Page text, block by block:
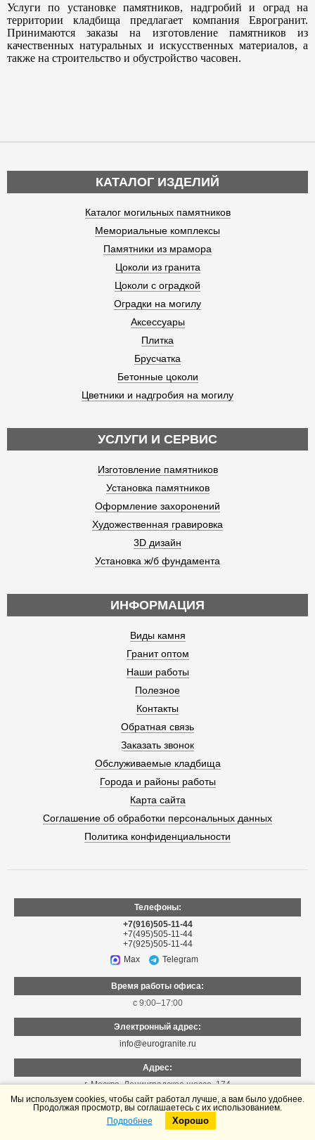
Услуги по установке памятников, надгробий и оград на
территории кладбища предлагает компания Еврогранит.
Принимаются заказы на изготовление памятников из
качественных натуральных и искусственных материалов, а
также на строительство и обустройство часовен.
Telegram
КАТАЛОГ ИЗДЕЛИЙ
Каталог могильных памятников
Мемориальные комплексы
Памятники из мрамора
Цоколи из гранита
Цоколи с оградкой
Оградки на могилу
Аксессуары
Плитка
Брусчатка
Бетонные цоколи
Цветники и надгробия на могилу
УСЛУГИ И СЕРВИС
Изготовление памятников
Установка памятников
Оформление захоронений
Художественная гравировка
3D дизайн
Установка ж/б фундамента
ИНФОРМАЦИЯ
Виды камня
Гранит оптом
Наши работы
Полезное
Контакты
Обратная связь
Заказать звонок
Обслуживаемые кладбища
Города и районы работы
Карта сайта
Соглашение об обработки персональных данных
Политика конфиденциальности
Телефоны:
+7(916)505-11-44
+7(495)505-11-44
+7(925)505-11-44
Max
Telegram
Время работы офиса:
с 9:00–17:00
Электронный адрес:
info@eurogranite.ru
Адрес:
г. Москва,Ленинградское шоссе, 174
Мы используем cookies, чтобы сайт работал лучше, а вам было удобнее.
Продолжая просмотр, вы соглашаетесь с их использованием.
Подробнее
Хорошо